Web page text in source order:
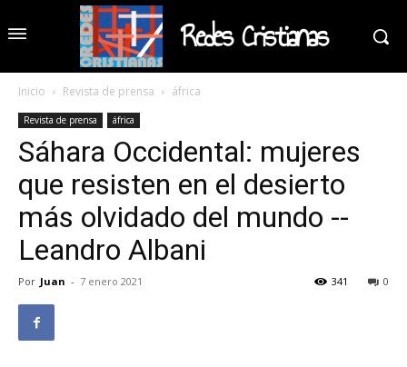
Redes Cristianas
Inicio Revista de prensa áfrica
Revista de prensa áfrica
Sáhara Occidental: mujeres
que resisten en el desierto
más olvidado del mundo --
Leandro Albani
Por Juan - 7 enero 2021 0
341